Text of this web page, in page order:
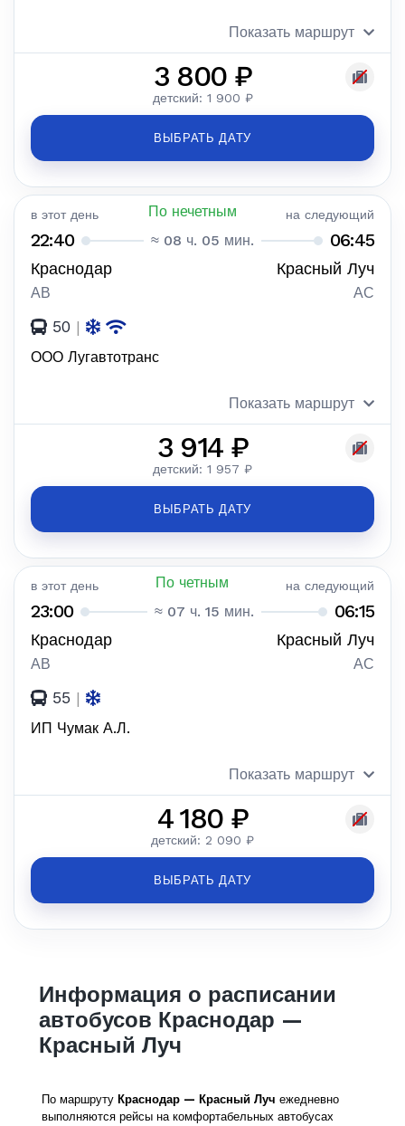
Показать маршрут
3 800 ₽
детский: 1 900 ₽
ВЫБРАТЬ ДАТУ
в этот день По нечетным на следующий
22:40 ≈ 08 ч. 05 мин. 06:45
Краснодар Красный Луч
АВ АС
50 |
ООО Лугавтотранс
Показать маршрут
3 914 ₽
детский: 1 957 ₽
ВЫБРАТЬ ДАТУ
в этот день По четным на следующий
23:00 ≈ 07 ч. 15 мин. 06:15
Краснодар Красный Луч
АВ АС
55 |
ИП Чумак А.Л.
Показать маршрут
4 180 ₽
детский: 2 090 ₽
ВЫБРАТЬ ДАТУ
Информация о расписании
автобусов Краснодар —
Красный Луч
По маршруту Краснодар — Красный Луч ежедневно
выполняются рейсы на комфортабельных автобусах